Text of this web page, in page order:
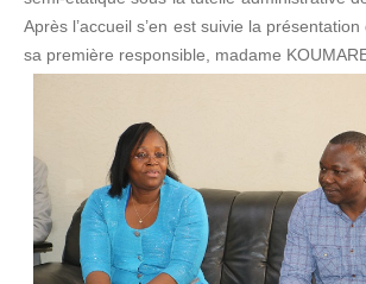
Après l’accueil s’en est suivie la
sa première responsible, madame